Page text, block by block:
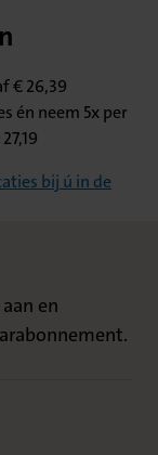
€ 26,39
én neem 5x per
bij ú in de
en